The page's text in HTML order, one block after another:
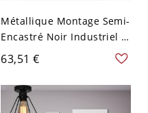
Métallique Montage Semi-
Encastré Noir Industriel à
1 Lumière Semi-Plafonnier
avec Abat-Jour Conique en
Verre Clair - Transparent
110 V-120 V
63,51 €